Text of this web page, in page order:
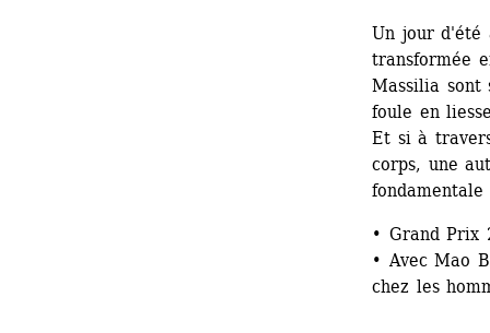
Un jour d'été
transformée
Massilia sont
foule en
Et si à
corps, une
fondamentale
• Grand Prix
• Avec Mao
chez les